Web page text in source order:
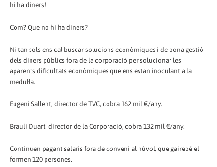
hi ha diners!
Com? Que no hi ha diners?
Ni tan sols ens cal buscar solucions econòmiques i de bona gestió
dels diners públics fora de la corporació per solucionar les
aparents dificultats econòmiques que ens estan inoculant a la
medul·la.
Eugeni Sallent, director de TVC, cobra 162 mil €/any.
Brauli Duart, director de la Corporació, cobra 132 mil €/any.
Continuen pagant salaris fora de conveni al núvol, que gairebé el
formen 120 persones.